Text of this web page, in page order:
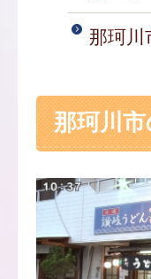
那珂川
那珂川